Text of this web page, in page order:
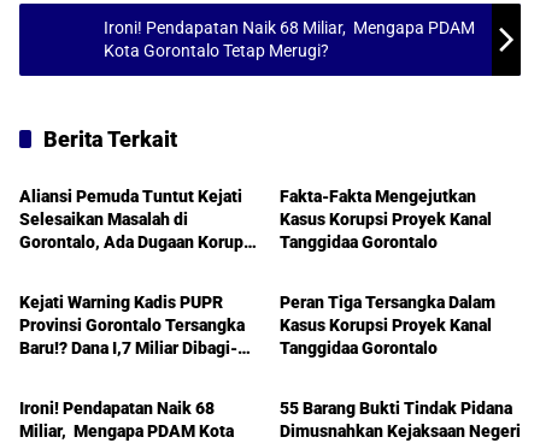
Ironi! Pendapatan Naik 68 Miliar, Mengapa PDAM
Kota Gorontalo Tetap Merugi?
Berita Terkait
Gorontalo
Aliansi Pemuda Tuntut Kejati
Selesaikan Masalah di
Gorontalo, Ada Dugaan Korupsi
Fakta-Fakta Mengejutkan
Kasus Korupsi Proyek Kanal
Tanggidaa Gorontalo
Gorontalo
Kejati Warning Kadis PUPR
Provinsi Gorontalo Tersangka
Baru!? Dana I,7 Miliar Dibagi-
Gorontalo
Peran Tiga Tersangka Dalam
Kasus Korupsi Proyek Kanal
Tanggidaa Gorontalo
Gorontalo
Ironi! Pendapatan Naik 68
Miliar, Mengapa PDAM Kota
Gorontalo
55 Barang Bukti Tindak Pidana
Dimusnahkan Kejaksaan Negeri